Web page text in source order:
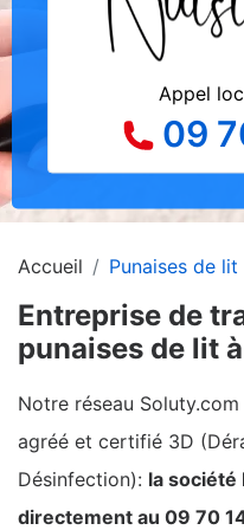
Appel
09
Accueil Punaises de lit
Entreprise de
punaises de lit
Notre réseau
agréé et certifié 3D
Désinfection): la société
directement au 09 70